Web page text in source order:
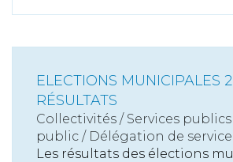
ELECTIONS MUNICIPALES
RÉSULTATS
Collectivités / Services publics
public / Délégation de
Les résultats des élections